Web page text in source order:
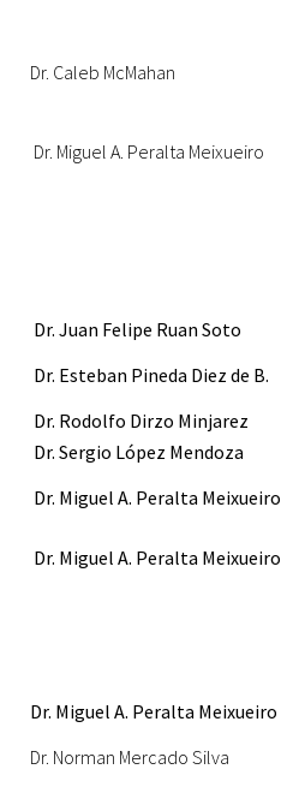
Dr. Caleb McMahan
Dr. Miguel A. Peralta Meixueiro
Dr. Juan Felipe Ruan Soto
Dr. Esteban Pineda Diez de B.
Dr. Rodolfo Dirzo Minjarez
Dr. Sergio López Mendoza
Dr. Miguel A. Peralta Meixueiro
Dr. Miguel A. Peralta Meixueiro
Dr. Miguel A. Peralta Meixueiro
Dr. Norman Mercado Silva